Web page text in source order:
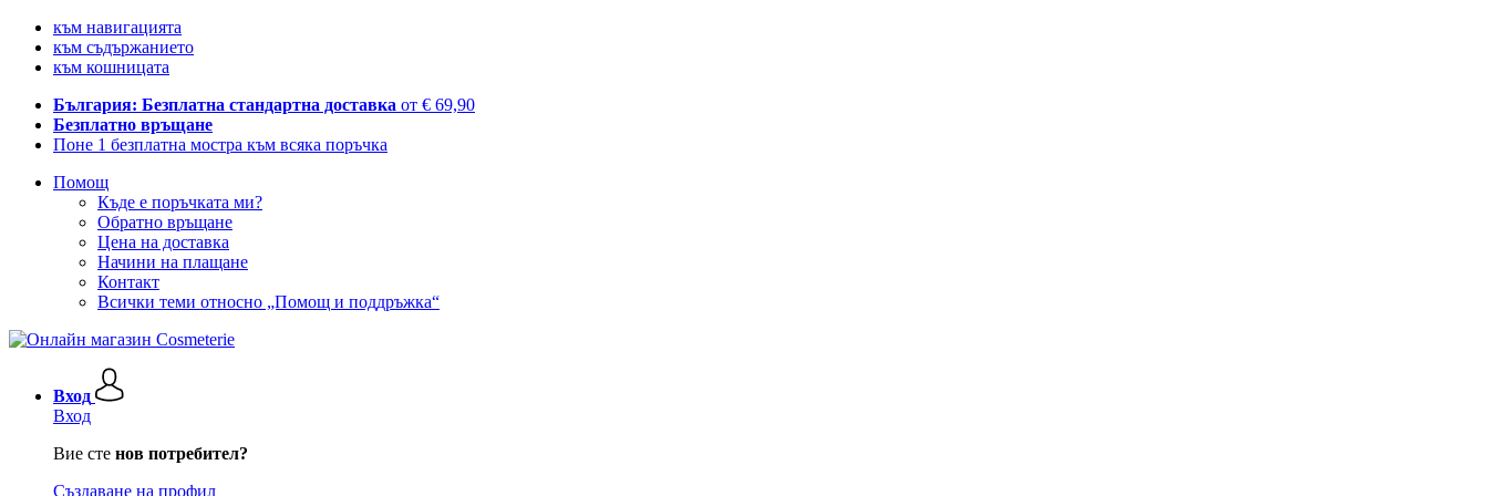
към навигацията
към съдържанието
към кошницата
България: Безплатна стандартна доставка от € 69,90
Безплатно връщане
Поне 1 безплатна мостра към всяка поръчка
Помощ
Къде е поръчката ми?
Обратно връщане
Цена на доставка
Начини на плащане
Контакт
Всички теми относно „Помощ и поддръжка“
Вход
Вход
Вие сте нов потребител?
Създаване на профил